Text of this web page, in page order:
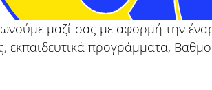
μαζί σας με αφορμή την
εκπαιδευτικά προγράμματα,